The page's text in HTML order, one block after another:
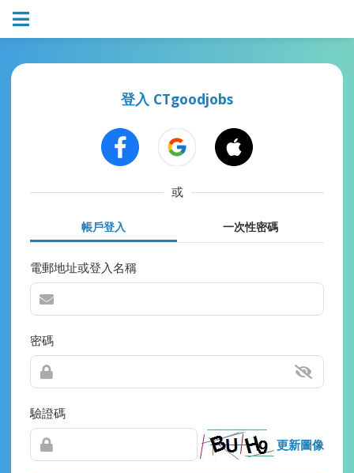
登入 CTgoodjobs
或
帳戶登入 一次性密碼
電郵地址或登入名稱
密碼
驗證碼
更新圖像